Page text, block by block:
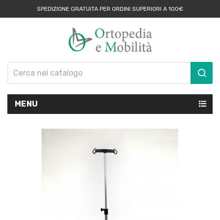
SPEDIZIONE GRATUITA PER ORDINI SUPERIORI A 100€
MENU